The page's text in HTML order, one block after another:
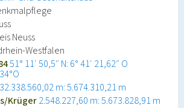
Neuss
Westfalen
51° 11′ 50,5″ N: 6° 41′ 21,62″ O
32.338.560,02 m: 5.674.310,21 m
Krüger2.548.227,60 m: 5.673.828,91 m